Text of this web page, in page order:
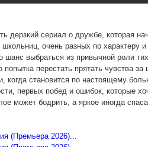
дерзкий сериал о дружбе, которая
очень разных по
шанс выбраться из привычной роли
перестать прятать чувства
становится по настоящему
первых побед и ошибок, которые
может бодрить, а яркое иногда
(Премьера 2026)...